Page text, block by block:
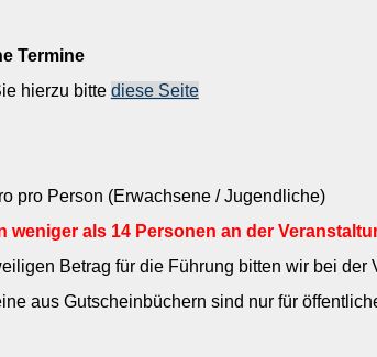
Termine
hierzu bitte diese Seite
pro Person (Erwachsene / Jugendliche)
weniger als 14 Personen an der
Betrag für die Führung bitten wir bei
aus Gutscheinbüchern sind nur für